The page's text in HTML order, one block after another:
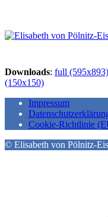
Downloads: full (595x893)
(150x150)
Impressum
Cookie-Richtlinie
© Elisabeth von Pölnitz-